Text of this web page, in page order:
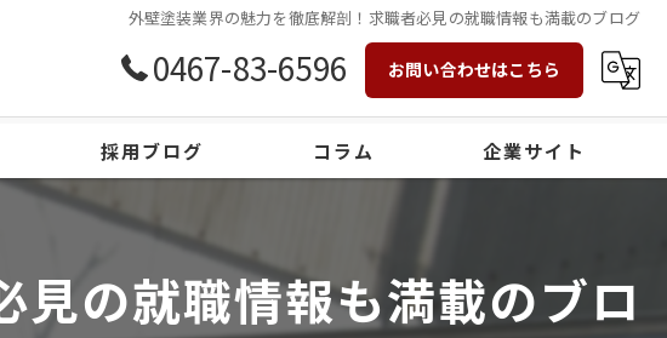
外壁塗装業界の魅力を徹底解剖！求職者必見の就職情報も満載のブログ
0467-83-6596 お問い合わせはこちら
採用ブログ コラム 企業サイト
の就職情報も満載のブロ